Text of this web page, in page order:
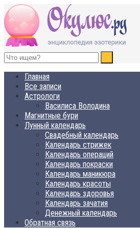
ОКУЛЮС.РУ
Нет счастья, равного спокойствию
Главная
Все записи
Астрологи
Василиса Володина
Магнитные бури
Лунный календарь
Свадебный календарь
Календарь стрижек
Календарь операций
Календарь покраски
Календарь маникюра
Календарь красоты
Календарь здоровья
Календарь зачатия
Денежный календарь
Обратная связь